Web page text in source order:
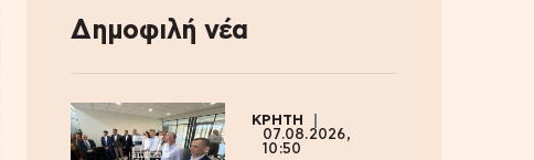
Δημοφιλή νέα
ΚΡΗΤΗ
07.08.2026,
10:50